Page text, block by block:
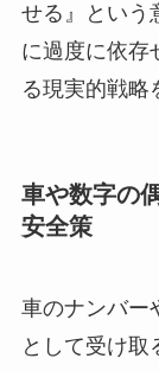
せる』という
に過度に依存
る現実的戦略
車や数字の
安全策
車のナンバー
として受け取